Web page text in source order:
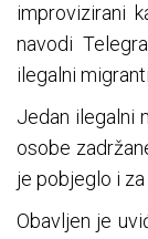
improvizirani
navodi
ilegalni
Jedan ilegalni
osobe
je pobjeglo i
Obavljen je